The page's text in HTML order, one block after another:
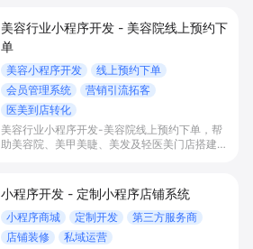
提升到店与下单转化。
美容行业小程序开发 - 美容院线上预约下
单
美容小程序开发
线上预约下单
会员管理系统
营销引流拓客
医美到店转化
美容行业小程序开发-美容院线上预约下单，帮
助美容院、美甲美睫、美发及轻医美门店搭建线
引流拓客、提升到店转化和复购。
小程序开发 - 定制小程序店铺系统
小程序商城 定制开发
第三方服务商
店铺装修
私域运营